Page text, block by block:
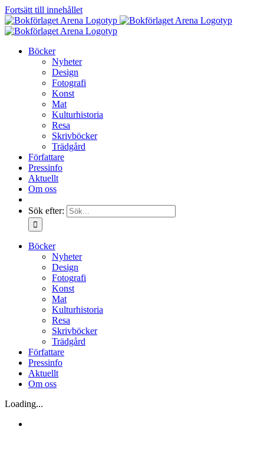
Fortsätt till innehållet
Böcker
Nyheter
Design
Fotografi
Konst
Mat
Kulturhistoria
Resa
Skrivböcker
Trädgård
Författare
Pressinfo
Aktuellt
Om oss
Sök efter:
Böcker
Nyheter
Design
Fotografi
Konst
Mat
Kulturhistoria
Resa
Skrivböcker
Trädgård
Författare
Pressinfo
Aktuellt
Om oss
Loading...